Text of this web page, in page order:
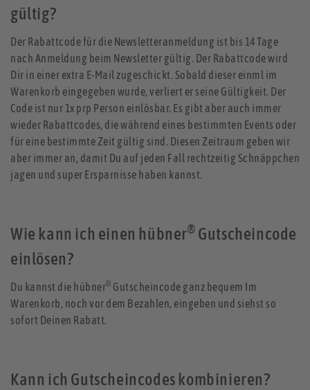
gültig?
Der Rabattcode für die Newsletteranmeldung ist bis 14 Tage
nach Anmeldung beim Newsletter gültig. Der Rabattcode wird
Dir in einer extra E-Mail zugeschickt. Sobald dieser einml im
Warenkorb eingegeben wurde, verliert er seine Gültigkeit. Der
Code ist nur 1x prp Person einlösbar. Es gibt aber auch immer
wieder Rabattcodes, die während eines bestimmten Events oder
für eine bestimmte Zeit gültig sind. Diesen Zeitraum geben wir
aber immer an, damit Du auf jeden Fall rechtzeitig Schnäppchen
jagen und super Ersparnisse haben kannst.
Wie kann ich einen hübner® Gutscheincode
einlösen?
Du kannst die hübner® Gutscheincode ganz bequem Im
Warenkorb, noch vor dem Bezahlen, eingeben und siehst so
sofort Deinen Rabatt.
Kann ich Gutscheincodes kombinieren?